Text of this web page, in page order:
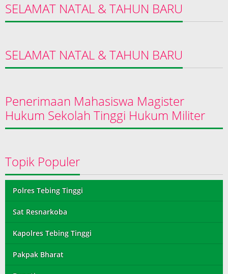
SELAMAT NATAL & TAHUN BARU
SELAMAT NATAL & TAHUN BARU
Penerimaan Mahasiswa Magister
Hukum Sekolah Tinggi Hukum Militer
Topik Populer
Polres Tebing Tinggi
Sat Resnarkoba
Kapolres Tebing Tinggi
Pakpak Bharat